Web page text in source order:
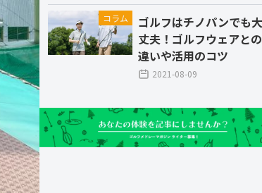
コラム
ゴルフはチノパンでも大
丈夫！ゴルフウェアとの
違いや活用のコツ
2021-08-09